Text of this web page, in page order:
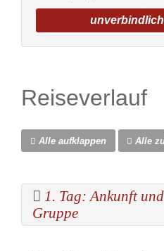
Reiseverlauf
Alle aufklappen Alle
1. Tag: Ankunft
Gruppe